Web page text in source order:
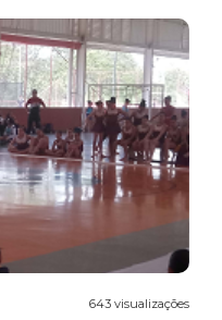
643 visualizações